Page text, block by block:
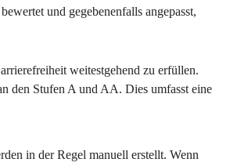
und gegebenenfalls angepasst,
weitestgehend zu erfüllen.
den Stufen A und AA. Dies umfasst eine
in der Regel manuell erstellt. Wenn